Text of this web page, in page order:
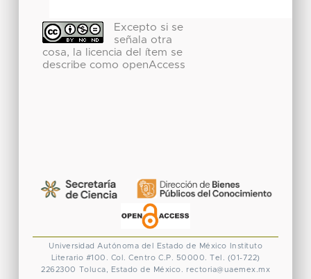
Excepto si se
señala otra
cosa, la licencia del ítem se
describe como openAccess
Universidad Autónoma del Estado de México
Instituto
Literario #100. Col. Centro C.P. 50000. Tel. (01-722)
2262300 Toluca, Estado de México. rectoria@uaemex.mx